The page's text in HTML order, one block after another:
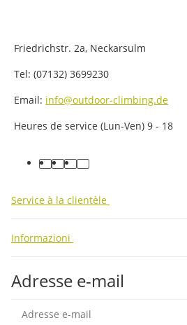
Friedrichstr. 2a, Neckarsulm
Tel: (07132) 3699230
Email: info@outdoor-climbing.de
Heures de service (Lun-Ven) 9 - 18
facebook
youtube
instagram
tiktok
Service à la clientèle
Informazioni
Adresse e-mail